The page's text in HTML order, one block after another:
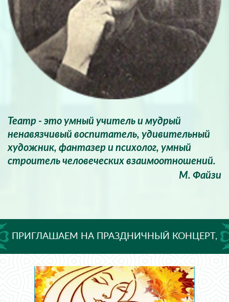
Театр - это умный учитель и мудрый
ненавязчивый воспитатель, удивительный
художник, фантазер и психолог, умный
строитель человеческих взаимоотношений.
М. Файзи
ПРИГЛАШАЕМ НА ПРАЗДНИЧНЫЙ КОНЦЕРТ,
ПОСВЯЩЕННЫЙ ДНЮ МАТЕРИ!